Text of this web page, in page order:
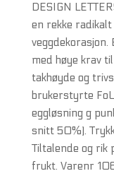
DESIGN
en rekke
veggdekorasjon.
med høye krav
takhøyde og
brukerstyrte
eggløsning g
snitt 50%).
Tiltalende og rik
frukt. Varenr